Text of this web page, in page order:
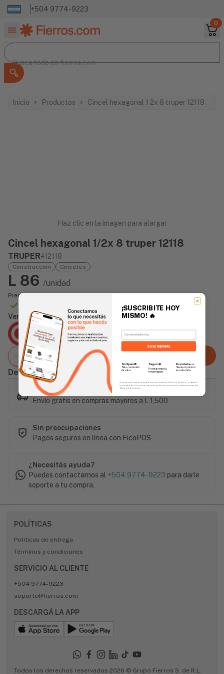
+504 9774-9223
0
Buscar productos
Busca todo en
Busca todo enfierros.com
Inicio Productos Cincel hexagonal 1 2x 8 truper 12118
Haz clic en la imagen para alargar
Cincel hexagonal 1/2x 8 truper 12118
TRUPER#12118
Construcción Cinceles
L 86 /unidad
Precio incluye impuesto sobre ventas
Vendido Por:
Agencia Global
2 días - Tiempo de Entrega Promedio
Descripción
Este artículo es popular
Envío gratis en compras mayores a L 1,500
Sin preocupaciones
Pagos seguros en línea con FicoPOS
¿Necesitás ayuda?
Puedes contactarnos al +504 9774-9223 para darle
soporte a tu compra.
POLÍTICAS
Políticas de entrega
Términos y condiciones
SERVICIO AL CLIENTE
+504 9774-9223
soporte@fierros.com
DESCARGÁ LA APP
Todos los derechos reservados 2026 © Grupo Fierros S. de R.L.
¡SUSCRIBITE HOY
MISMO! 🔥
Email
SUSCRIBIRME
Sin Spam 🚫
Solo contenido
de valor.
Seguro 🔒
Protegemos tu
información.
Novedades 📣
Serás el primero
en enterarte.
Al enviar este formulario, aceptás nuestros Términos y Política de Privacidad, y consentís
recibir correos de Fierros con novedades, productos y eventos. Este consentimiento no es
obligatorio para comprar.